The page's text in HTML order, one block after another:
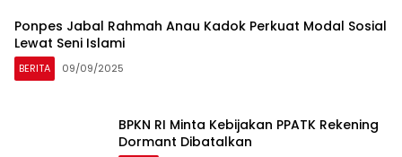
Ponpes Jabal Rahmah Anau Kadok Perkuat Modal Sosial
Lewat Seni Islami
BERITA 09/09/2025
BPKN RI Minta Kebijakan PPATK Rekening
Dormant Dibatalkan